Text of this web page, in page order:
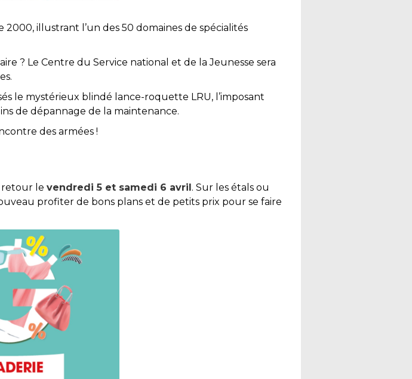
illustrant l’un des 50 domaines de spécialités
? Le Centre du Service national et de la Jeunesse sera
le mystérieux blindé lance-roquette LRU, l’imposant
de dépannage de la maintenance.
des armées !
retour le vendredi 5 et samedi 6 avril. Sur les étals ou
profiter de bons plans et de petits prix pour se faire